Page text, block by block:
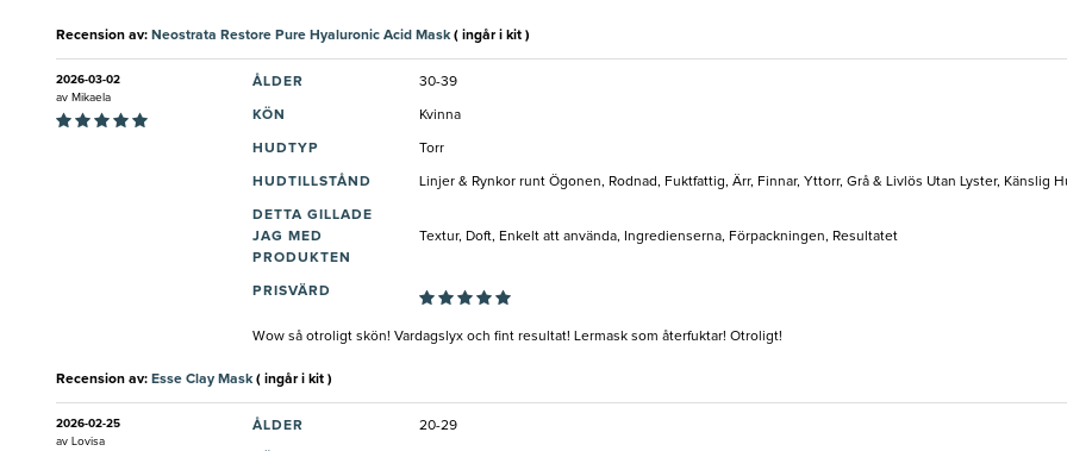
Recension av: Neostrata Restore Pure Hyaluronic Acid Mask( ingår i kit )
2026-03-02
av Mikaela
ÅLDER 30-39
KÖN Kvinna
HUDTYP Torr
HUDTILLSTÅND Linjer & Rynkor runt Ögonen, Rodnad, Fuktfattig, Ärr, Finnar, Yttorr, Grå & Livlös Utan Lyster, Känslig
DETTA GILLADE
JAG MED
PRODUKTEN
Textur, Doft, Enkelt att använda, Ingredienserna, Förpackningen, Resultatet
PRISVÄRD
Wow så otroligt skön! Vardagslyx och fint resultat! Lermask som återfuktar! Otroligt!
Recension av: Esse Clay Mask( ingår i kit )
2026-02-25
av Lovisa
ÅLDER 20-29